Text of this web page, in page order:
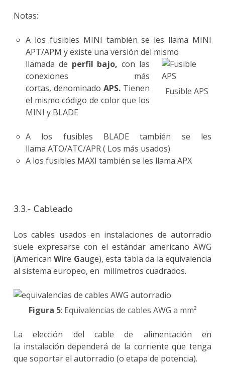
Notas:
A los fusibles MINI también se les llama MINI
APT/APM y existe una versión del mismo
Fusible APS
llamada de perfil bajo,con las
conexiones más
cortas, denominadoAPS. Tienen
el mismo código de color que los
MINI y BLADE
A los fusibles BLADE también se les
llama ATO/ATC/APR ( Los más usados)
A los fusibles MAXI también se les llama APX
3.3.- Cableado
Los cables usados en instalaciones de autorradio
suele expresarse con el estándar americano AWG
(AmericanWire Gauge), esta tabla da la equivalencia
al sistema europeo, en milímetros cuadrados.
Figura 5: Equivalencias de cables AWG a mm²
La elección del cable de alimentación en
la instalación dependerá de la corriente que tenga
que soportar el autorradio (o etapa de potencia).